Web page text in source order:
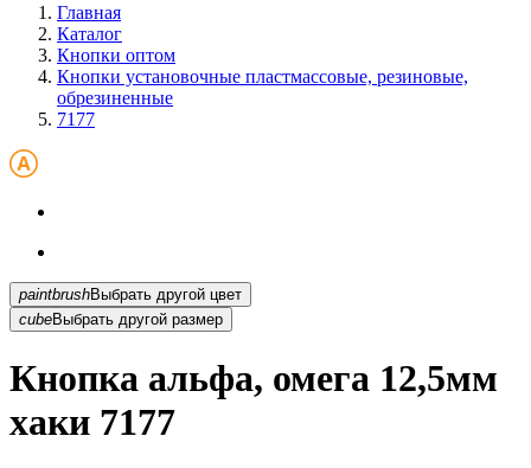
Главная
Каталог
Кнопки оптом
Кнопки установочные пластмассовые, резиновые,
обрезиненные
7177
paintbrush
Выбрать другой цвет
cubeВыбрать другой размер
Кнопка альфа, омега 12,5мм
хаки 7177